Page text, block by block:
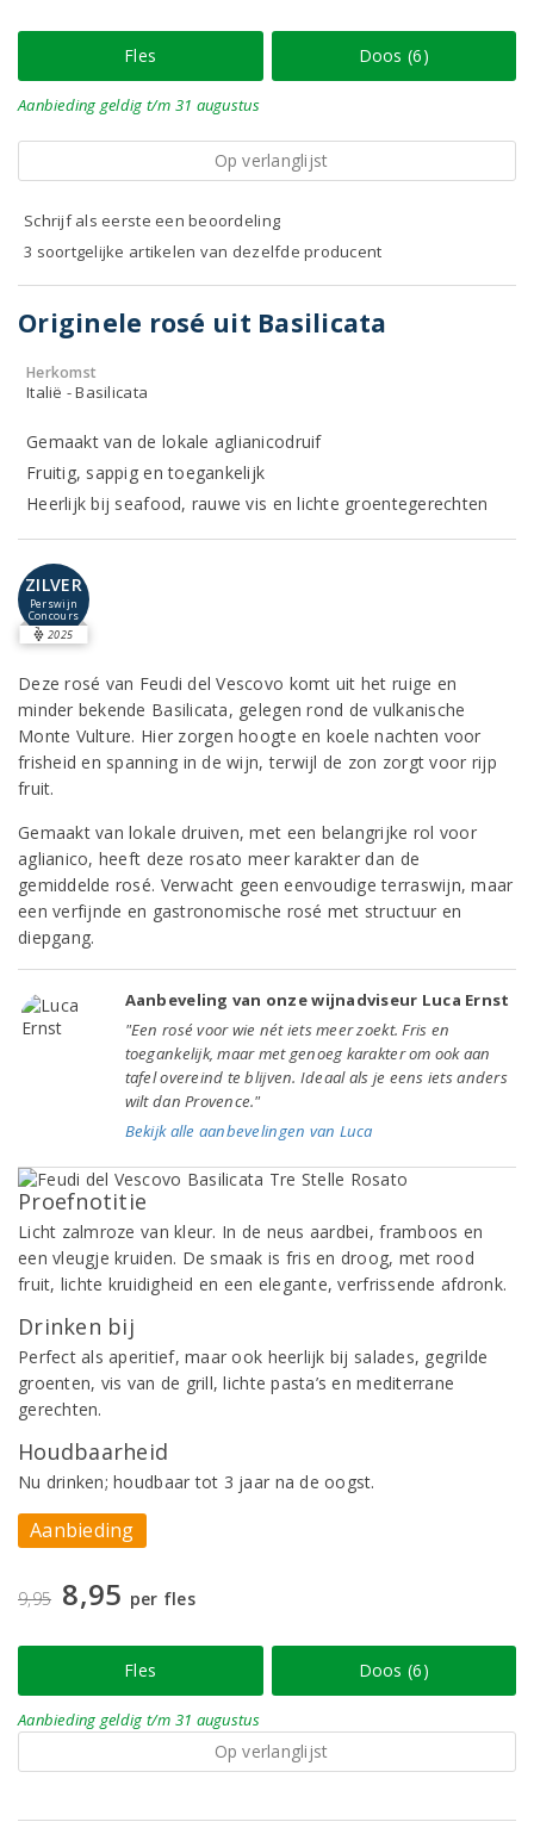
Fles Doos (6)
Aanbieding geldig t/m 31 augustus
Op verlanglijst
Schrijf als eerste een beoordeling
3 soortgelijke artikelen van dezelfde producent
Originele rosé uit Basilicata
Herkomst
Italië - Basilicata
Gemaakt van de lokale aglianicodruif
Fruitig, sappig en toegankelijk
Heerlijk bij seafood, rauwe vis en lichte groentegerechten
ZILVER
Perswijn
Concours
2025
Deze rosé van Feudi del Vescovo komt uit het ruige en
minder bekende Basilicata, gelegen rond de vulkanische
Monte Vulture. Hier zorgen hoogte en koele nachten voor
frisheid en spanning in de wijn, terwijl de zon zorgt voor rijp
fruit.
Gemaakt van lokale druiven, met een belangrijke rol voor
aglianico, heeft deze rosato meer karakter dan de
gemiddelde rosé. Verwacht geen eenvoudige terraswijn, maar
een verfijnde en gastronomische rosé met structuur en
diepgang.
Aanbeveling van onze wijnadviseur Luca Ernst
"Een rosé voor wie nét iets meer zoekt. Fris en
toegankelijk, maar met genoeg karakter om ook aan
tafel overeind te blijven. Ideaal als je eens iets anders
wilt dan Provence."
Bekijk alle aanbevelingen van Luca
Proefnotitie
Licht zalmroze van kleur. In de neus aardbei, framboos en
een vleugje kruiden. De smaak is fris en droog, met rood
fruit, lichte kruidigheid en een elegante, verfrissende afdronk.
Drinken bij
Perfect als aperitief, maar ook heerlijk bij salades, gegrilde
groenten, vis van de grill, lichte pasta’s en mediterrane
gerechten.
Houdbaarheid
Nu drinken; houdbaar tot 3 jaar na de oogst.
Aanbieding
9,95 8,95 per fles
Fles Doos (6)
Aanbieding geldig t/m 31 augustus
Op verlanglijst